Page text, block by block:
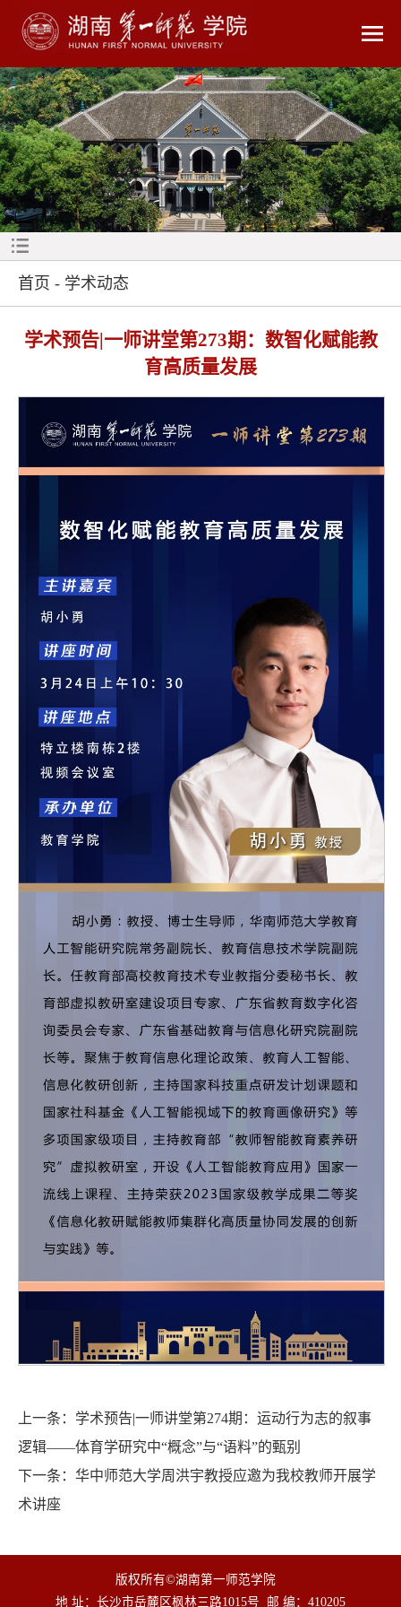
首页 - 学术动态
学术预告|一师讲堂第273期：数智化赋能教
育高质量发展
上一条： 学术预告|一师讲堂第274期：运动行为志的叙事
逻辑——体育学研究中“概念”与“语料”的甄别
下一条： 华中师范大学周洪宇教授应邀为我校教师开展学
术讲座
版权所有©湖南第一师范学院
地 址：长沙市岳麓区枫林三路1015号 邮 编：410205